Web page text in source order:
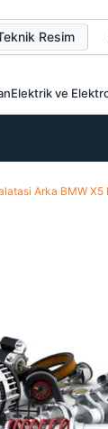
Resim
Elektrik ve
Arka BMW